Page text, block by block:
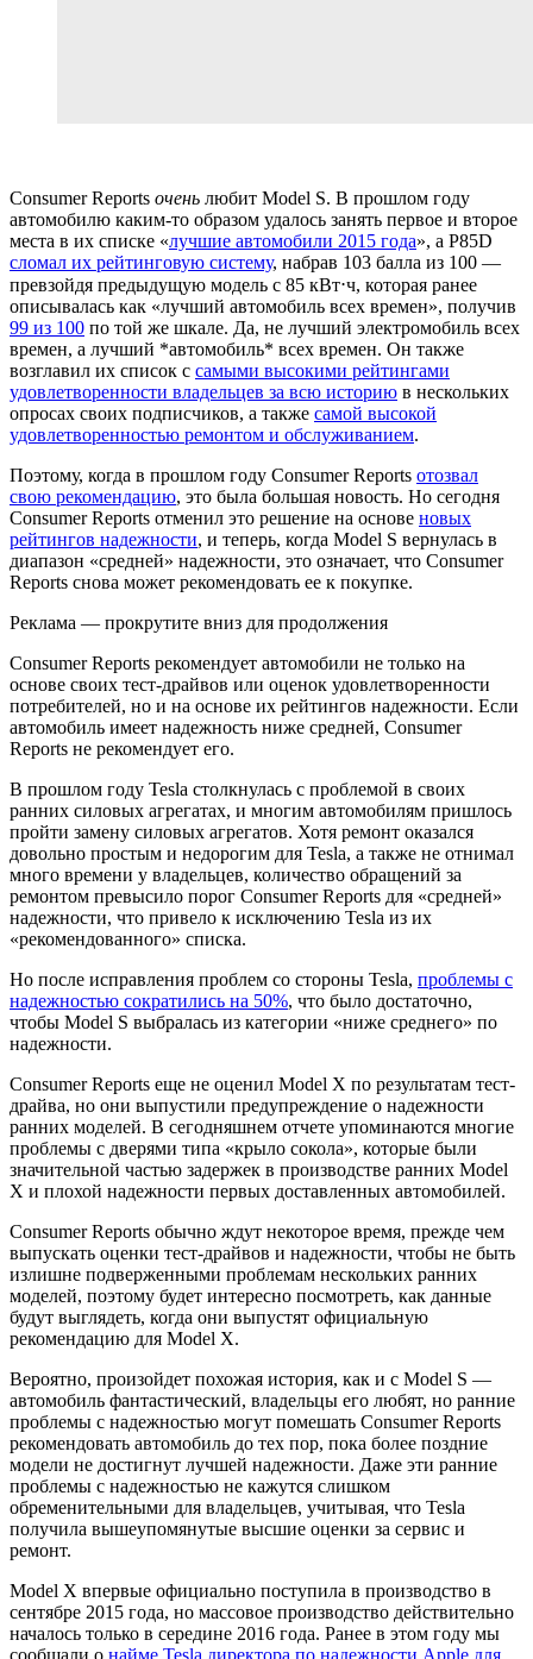
Consumer Reports очень любит Model S. В прошлом году
автомобилю каким-то образом удалось занять первое и второе
места в их списке «лучшие автомобили 2015 года», а P85D
сломал их рейтинговую систему, набрав 103 балла из 100 —
превзойдя предыдущую модель с 85 кВт⋅ч, которая ранее
описывалась как «лучший автомобиль всех времен», получив
99 из 100 по той же шкале. Да, не лучший электромобиль всех
времен, а лучший *автомобиль* всех времен. Он также
возглавил их список с самыми высокими рейтингами
удовлетворенности владельцев за всю историю в нескольких
опросах своих подписчиков, а также самой высокой
удовлетворенностью ремонтом и обслуживанием.
Поэтому, когда в прошлом году Consumer Reports отозвал
свою рекомендацию, это была большая новость. Но сегодня
Consumer Reports отменил это решение на основе новых
рейтингов надежности, и теперь, когда Model S вернулась в
диапазон «средней» надежности, это означает, что Consumer
Reports снова может рекомендовать ее к покупке.
Реклама — прокрутите вниз для продолжения
Consumer Reports рекомендует автомобили не только на
основе своих тест-драйвов или оценок удовлетворенности
потребителей, но и на основе их рейтингов надежности. Если
автомобиль имеет надежность ниже средней, Consumer
Reports не рекомендует его.
В прошлом году Tesla столкнулась с проблемой в своих
ранних силовых агрегатах, и многим автомобилям пришлось
пройти замену силовых агрегатов. Хотя ремонт оказался
довольно простым и недорогим для Tesla, а также не отнимал
много времени у владельцев, количество обращений за
ремонтом превысило порог Consumer Reports для «средней»
надежности, что привело к исключению Tesla из их
«рекомендованного» списка.
Но после исправления проблем со стороны Tesla, проблемы с
надежностью сократились на 50%, что было достаточно,
чтобы Model S выбралась из категории «ниже среднего» по
надежности.
Consumer Reports еще не оценил Model X по результатам тест-
драйва, но они выпустили предупреждение о надежности
ранних моделей. В сегодняшнем отчете упоминаются многие
проблемы с дверями типа «крыло сокола», которые были
значительной частью задержек в производстве ранних Model
X и плохой надежности первых доставленных автомобилей.
Consumer Reports обычно ждут некоторое время, прежде чем
выпускать оценки тест-драйвов и надежности, чтобы не быть
излишне подверженными проблемам нескольких ранних
моделей, поэтому будет интересно посмотреть, как данные
будут выглядеть, когда они выпустят официальную
рекомендацию для Model X.
Вероятно, произойдет похожая история, как и с Model S —
автомобиль фантастический, владельцы его любят, но ранние
проблемы с надежностью могут помешать Consumer Reports
рекомендовать автомобиль до тех пор, пока более поздние
модели не достигнут лучшей надежности. Даже эти ранние
проблемы с надежностью не кажутся слишком
обременительными для владельцев, учитывая, что Tesla
получила вышеупомянутые высшие оценки за сервис и
ремонт.
Model X впервые официально поступила в производство в
сентябре 2015 года, но массовое производство действительно
началось только в середине 2016 года. Ранее в этом году мы